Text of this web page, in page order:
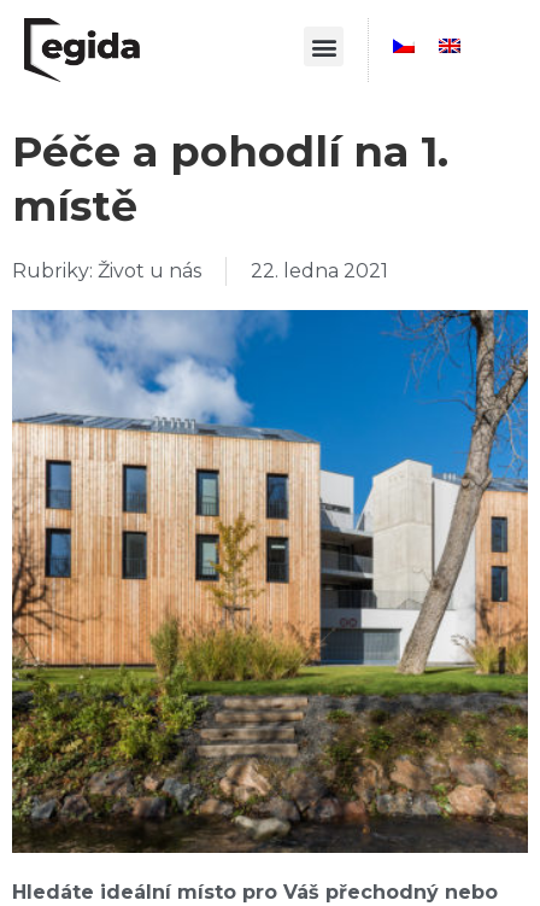
Péče a pohodlí na 1.
místě
Rubriky: Život u nás 22. ledna 2021
Hledáte ideální místo pro Váš přechodný nebo